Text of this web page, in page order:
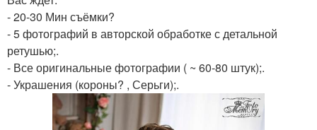
- 20-30 Мин съёмки?
- 5 фотографий в авторской обработке с детальной
ретушью;.
- Все оригинальные фотографии ( ~ 60-80 штук);.
- Украшения (короны? , Серьги);.